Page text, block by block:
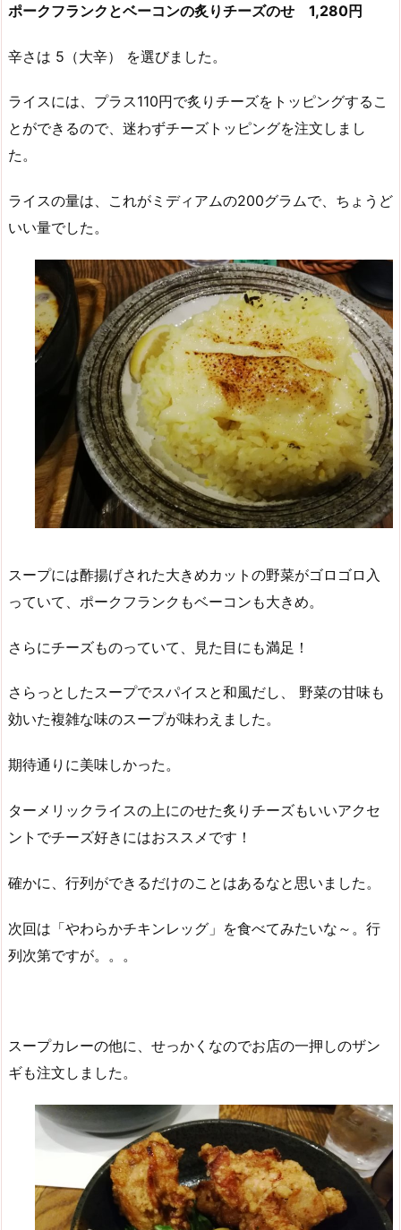
ポークフランクとベーコンの炙りチーズのせ 1,280円
辛さは 5（大辛） を選びました。
ライスには、プラス110円で炙りチーズをトッピングするこ
とができるので、迷わずチーズトッピングを注文しまし
た。
ライスの量は、これがミディアムの200グラムで、ちょうど
いい量でした。
スープには酢揚げされた大きめカットの野菜がゴロゴロ入
っていて、ポークフランクもベーコンも大きめ。
さらにチーズものっていて、見た目にも満足！
さらっとしたスープでスパイスと和風だし、 野菜の甘味も
効いた複雑な味のスープが味わえました。
期待通りに美味しかった。
ターメリックライスの上にのせた炙りチーズもいいアクセ
ントでチーズ好きにはおススメです！
確かに、行列ができるだけのことはあるなと思いました。
次回は「やわらかチキンレッグ」を食べてみたいな～。行
列次第ですが。。。
スープカレーの他に、せっかくなのでお店の一押しのザン
ギも注文しました。